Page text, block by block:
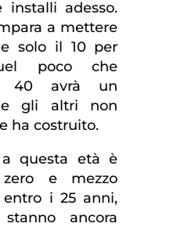
installi adesso.
a mettere
solo il 10 per
poco che
40 avrà un
gli altri non
ha costruito.
questa età è
e mezzo
i 25 anni,
ancora